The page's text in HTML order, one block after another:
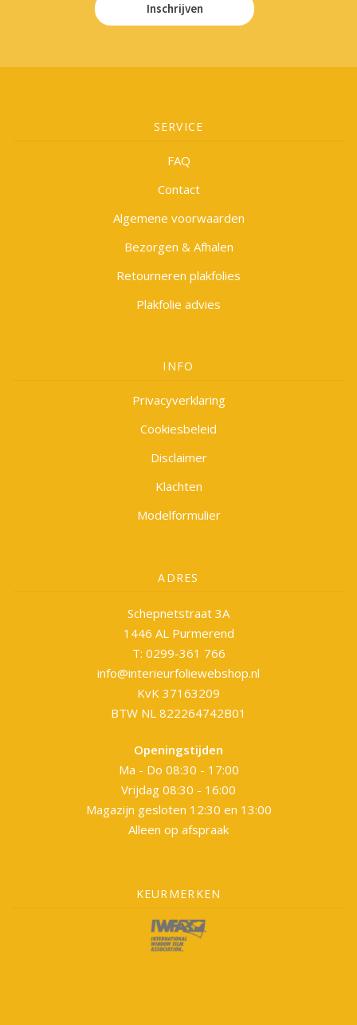
Inschrijven
SERVICE
FAQ
Contact
Algemene voorwaarden
Bezorgen & Afhalen
Retourneren plakfolies
Plakfolie advies
INFO
Privacyverklaring
Cookiesbeleid
Disclaimer
Klachten
Modelformulier
ADRES
Schepnetstraat 3A
1446 AL Purmerend
T: 0299-361 766
info@interieurfoliewebshop.nl
KvK 37163209
BTW NL 822264742B01
Openingstijden
Ma - Do 08:30 - 17:00
Vrijdag 08:30 - 16:00
Magazijn gesloten 12:30 en 13:00
Alleen op afspraak
KEURMERKEN